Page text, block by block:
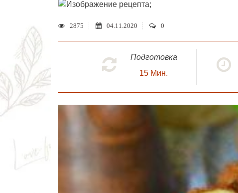
;
2875 04.11.2020 0
Подготовка
15 Мин.